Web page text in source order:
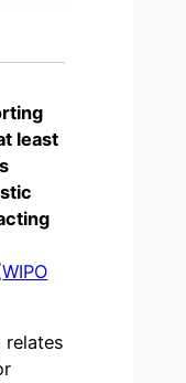
least
WIPO
relates